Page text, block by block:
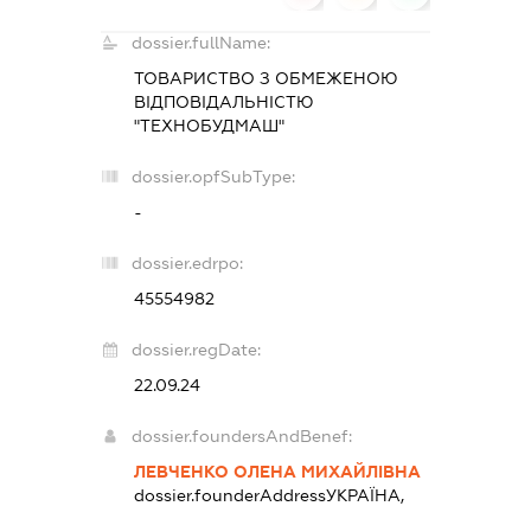
dossier.fullName:
ТОВАРИСТВО З ОБМЕЖЕНОЮ
ВІДПОВІДАЛЬНІСТЮ
"ТЕХНОБУДМАШ"
dossier.opfSubType:
-
dossier.edrpo:
45554982
dossier.regDate:
22.09.24
dossier.foundersAndBenef:
ЛЕВЧЕНКО ОЛЕНА МИХАЙЛІВНА
dossier.founderAddressУКРАЇНА,